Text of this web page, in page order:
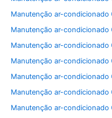
Manutenção ar-condicionado
Manutenção ar-condicionado
Manutenção ar-condicionado
Manutenção ar-condicionado
Manutenção ar-condicionado
Manutenção ar-condicionado
Manutenção ar-condicionado